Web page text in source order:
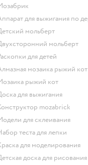
Мозабрик
Аппарат для выжигания по
Детский мольберт
Двухсторонний мольберт
Раскопки для детей
Алмазная мозаика рыжий кот
Мозаика рыжий кот
Доска для выжигания
Конструктор mozabrick
Модели для склеивания
Набор теста для лепки
Краска для моделирования
Детская доска для рисования